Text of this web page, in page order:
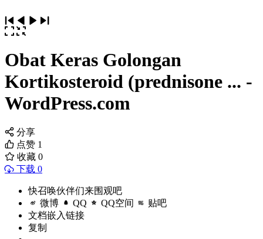
Obat Keras Golongan
Kortikosteroid (prednisone ... -
WordPress.com
分享
点赞 1
收藏 0
下载 0
快召唤伙伴们来围观吧
微博 QQ QQ空间 贴吧
文档嵌入链接
复制